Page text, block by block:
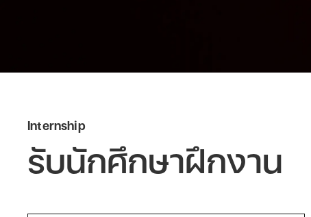
Internship
รับนักศึกษาฝึกงาน